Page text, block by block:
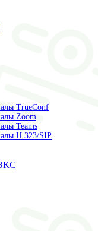
TrueConf
Zoom
Teams
H.323/SIP